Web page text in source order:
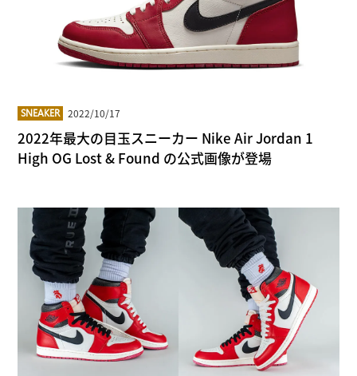
SNEAKER 2022/10/17
2022年最大の目玉スニーカー Nike Air Jordan 1
High OG Lost & Found の公式画像が登場